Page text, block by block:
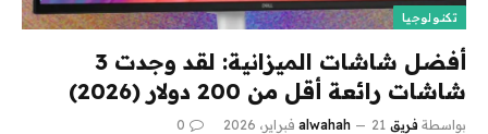
تكنولوجيا
أفضل شاشات الميزانية: لقد وجدت 3
شاشات رائعة أقل من 200 دولار (2026)
بواسطة فريق alwahah 21 فبراير، 2026 0